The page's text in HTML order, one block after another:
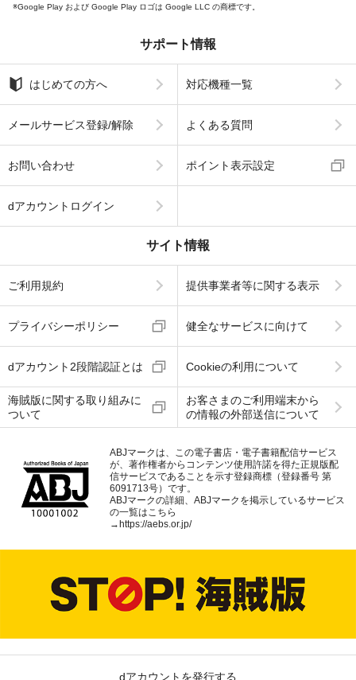
Google Play および Google Play ロゴは Google LLC の商標です。
サポート情報
はじめての方へ 対応機種一覧
メールサービス登録/解除 よくある質問
お問い合わせ ポイント表示設定
dアカウントログイン
サイト情報
ご利用規約 提供事業者等に関する表示
プライバシーポリシー 健全なサービスに向けて
dアカウント2段階認証とは Cookieの利用について
海賊版に関する取り組みに
ついて
お客さまのご利用端末から
の情報の外部送信について
ABJマークは、この電子書店・電子書籍配信サービス
が、著作権者からコンテンツ使用許諾を得た正規版配
信サービスであることを示す登録商標（登録番号 第
6091713号）です。
ABJマークの詳細、ABJマークを掲示しているサービス
の一覧はこちら
→ https://aebs.or.jp/
dアカウントを発行する